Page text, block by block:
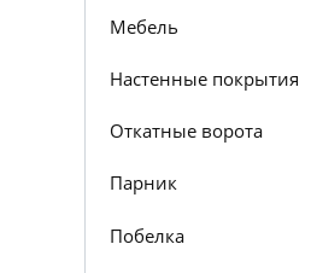
Мебель
Настенные покрытия
Откатные ворота
Парник
Побелка